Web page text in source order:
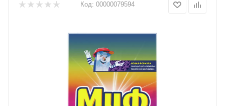
Код: 00000079594